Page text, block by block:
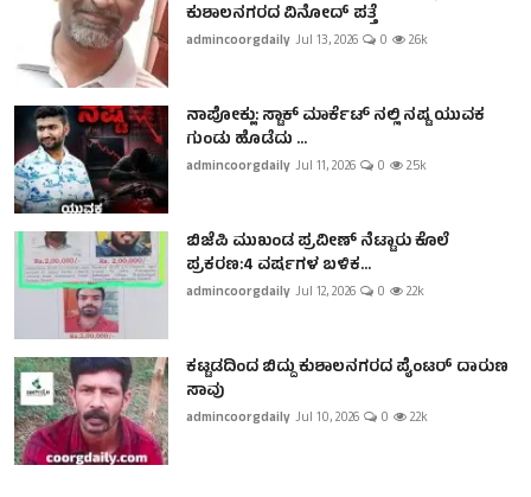
ಕುಶಾಲನಗರದ ವಿನೋದ್ ಪತ್ತೆ
admincoorgdaily Jul 13, 2026 0 2.6k
ನಾಪೋಕ್ಲು: ಸ್ಟಾಕ್ ಮಾರ್ಕೆಟ್ ನಲ್ಲಿ ನಷ್ಟ ಯುವಕ
ಗುಂಡು ಹೊಡೆದು ...
admincoorgdaily Jul 11, 2026 0 2.5k
ಬಿಜೆಪಿ ಮುಖಂಡ ಪ್ರವೀಣ್ ನೆಟ್ಟಾರು ಕೊಲೆ
ಪ್ರಕರಣ:4 ವರ್ಷಗಳ ಬಳಿಕ...
admincoorgdaily Jul 12, 2026 0 2.2k
ಕಟ್ಟಡದಿಂದ ಬಿದ್ದು ಕುಶಾಲನಗರದ ಪೈಂಟರ್ ದಾರುಣ
ಸಾವು
admincoorgdaily Jul 10, 2026 0 2.2k